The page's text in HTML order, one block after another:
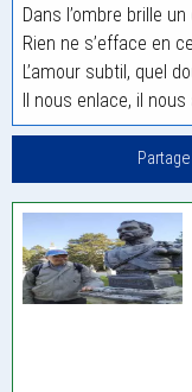
Dans l’ombre brille
Rien ne s’efface en
L’amour subtil, quel
Il nous enlace, il nous